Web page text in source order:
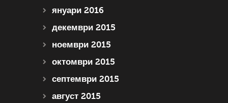
януари 2016
декември 2015
ноември 2015
октомври 2015
септември 2015
август 2015